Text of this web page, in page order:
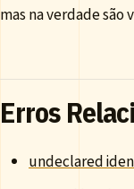
mas na verdade são
Erros
undeclared